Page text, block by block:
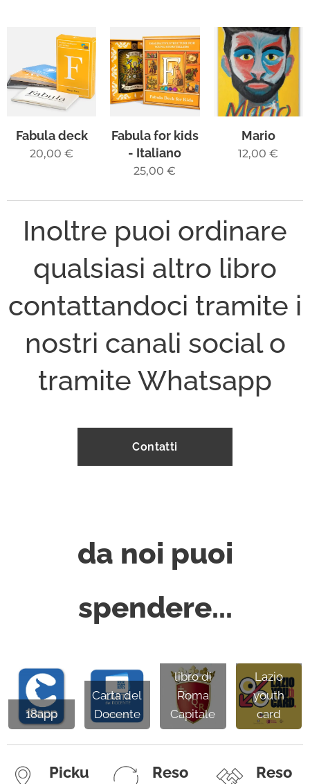
Fabula deck
20,00 €
Fabula for kids
- Italiano
25,00 €
Mario
12,00 €
Inoltre puoi ordinare
qualsiasi altro libro
contattandoci tramite i
nostri canali social o
tramite Whatsapp
Contatti
da noi puoi
spendere...
18app
Carta del
Docente
libro di
Roma
Capitale
Lazio
youth
card
Picku
Reso
Reso